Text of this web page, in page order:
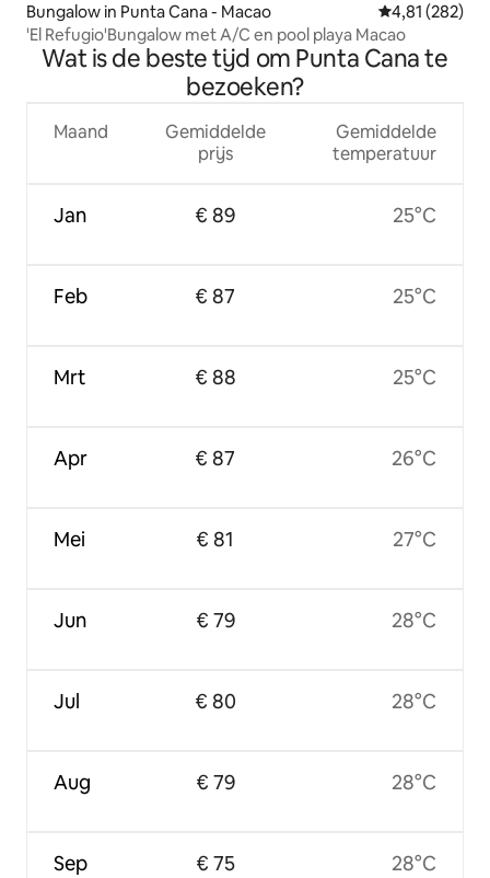
Bungalow in Punta Cana - Macao Gemiddelde
4,81 (282)
'El Refugio'Bungalow met A/C en pool playa Macao
Wat is de beste tijd om Punta Cana te
bezoeken?
Maand
Jan
Feb
Mrt
Apr
Mei
Jun
Jul
Aug
Sep
Gemiddelde
prijs
€ 89
€ 87
€ 88
€ 87
€ 81
€ 79
€ 80
€ 79
€ 75
Gemiddelde
temperatuur
25°C
25°C
25°C
26°C
27°C
28°C
28°C
28°C
28°C